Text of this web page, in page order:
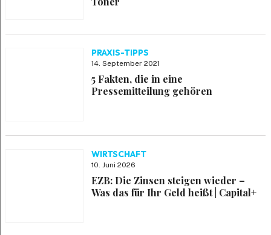
PRAXIS-TIPPS
14. September 2021
5 Fakten, die in eine
Pressemitteilung gehören
WIRTSCHAFT
10. Juni 2026
EZB: Die Zinsen steigen wieder –
Was das für Ihr Geld heißt | Capital+